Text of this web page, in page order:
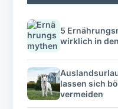
5
wirklich in
lassen sich
vermeiden